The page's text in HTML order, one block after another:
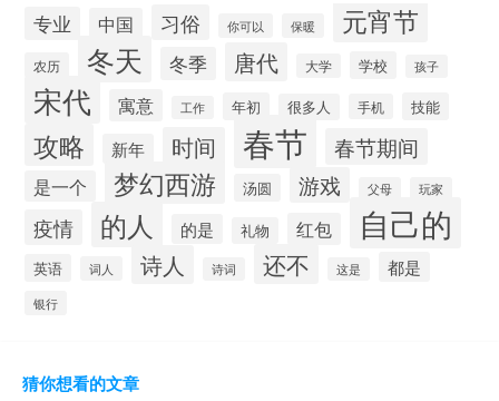
专业 中国 习俗 你可以 保暖 元宵节
农历 冬天 冬季 唐代 大学 学校 孩子
宋代 寓意 工作 年初 很多人 手机 技能
攻略 新年 时间 春节 春节期间
是一个 梦幻西游 汤圆 游戏 父母 玩家
疫情 的人 的是 礼物 红包 自己的
英语 词人 诗人 诗词 还不 这是 都是
银行
猜你想看的文章